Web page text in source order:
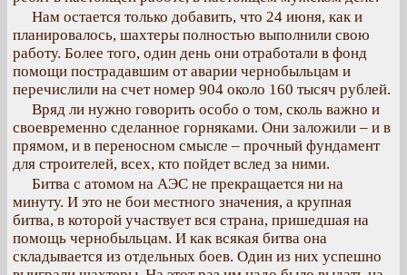
Нам остается только добавить, что 24 июня, как и
планировалось, шахтеры полностью выполнили свою
работу. Более того, один день они отработали в фонд
помощи пострадавшим от аварии чернобыльцам и
перечислили на счет номер 904 около 160 тысяч рублей.
Вряд ли нужно говорить особо о том, сколь важно и
своевременно сделанное горняками. Они заложили – и в
прямом, и в переносном смысле – прочный фундамент
для строителей, всех, кто пойдет вслед за ними.
Битва с атомом на АЭС не прекращается ни на
минуту. И это не бои местного значения, а крупная
битва, в которой участвует вся страна, пришедшая на
помощь чернобыльцам. И как всякая битва она
складывается из отдельных боев. Один из них успешно